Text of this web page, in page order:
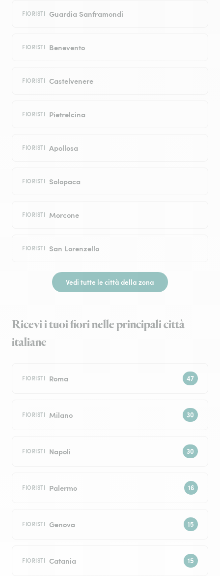
FIORISTI Guardia Sanframondi
FIORISTI Benevento
FIORISTI Castelvenere
FIORISTI Pietrelcina
FIORISTI Apollosa
FIORISTI Solopaca
FIORISTI Morcone
FIORISTI San Lorenzello
Vedi tutte le città della zona
Ricevi i tuoi fiori nelle principali città
italiane
FIORISTI Roma
FIORISTI Milano
FIORISTI Napoli
FIORISTI Palermo
FIORISTI Genova
FIORISTI Catania